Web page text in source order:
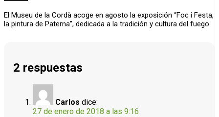
El Museu de la Cordà acoge en agosto la exposición “Foc i Festa,
la pintura de Paterna”, dedicada a la tradición y cultura del fuego
2 respuestas
Carlos dice:
27 de enero de 2018 a las 9:16